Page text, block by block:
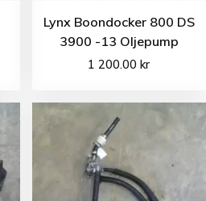
Lynx Boondocker 800 DS
3900 -13 Oljepump
1 200.00kr